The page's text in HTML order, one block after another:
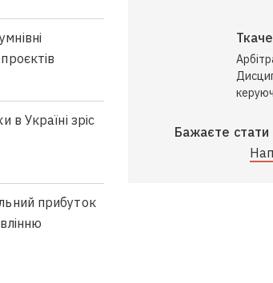
в Україні зріс
прибуток
Бажаєте